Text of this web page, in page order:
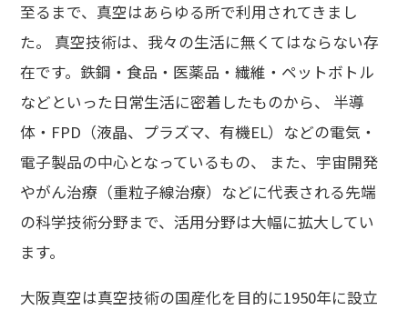
至るまで、真空はあらゆる所で利用されてきまし
た。 真空技術は、我々の生活に無くてはならない存
在です。鉄鋼・食品・医薬品・繊維・ペットボトル
などといった日常生活に密着したものから、 半導
体・FPD（液晶、プラズマ、有機EL）などの電気・
電子製品の中心となっているもの、 また、宇宙開発
やがん治療（重粒子線治療）などに代表される先端
の科学技術分野まで、活用分野は大幅に拡大してい
ます。
大阪真空は真空技術の国産化を目的に1950年に設立